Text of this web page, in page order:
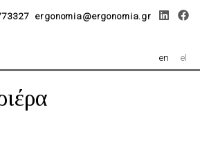
ergonomia@ergonomia.gr
en el